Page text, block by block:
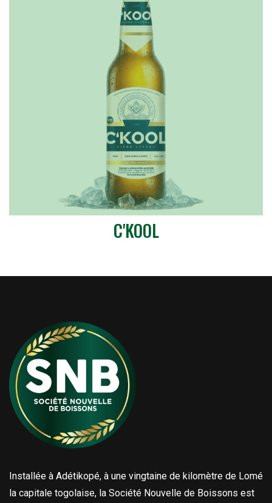
C'KOOL
Installée à Adétikopé, à une vingtaine de kilomètre de Lomé
la capitale togolaise, la Société Nouvelle de Boissons est